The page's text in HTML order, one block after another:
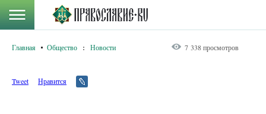
Главная Общество : Новости 7 338 просмотров
Tweet Нравится